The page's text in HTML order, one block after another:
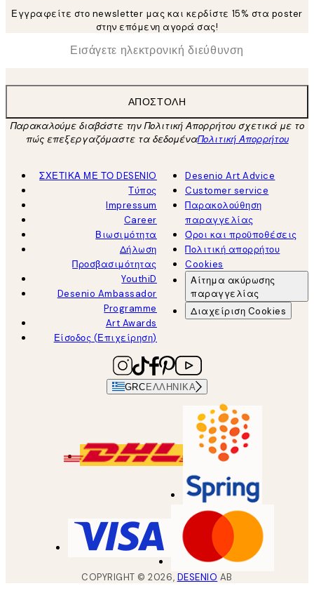
Εγγραφείτε στο newsletter μας και κερδίστε 15% στα poster
στην επόμενη αγορά σας!
Ηλεκτρονική Διεύθυνση
ΑΠΟΣΤΟΛΉ
Παρακαλούμε διαβάστε την Πολιτική Απορρήτου σχετικά με το
πώς επεξεργαζόμαστε τα δεδομέναΠολιτική Απορρήτου
ΣΧΕΤΙΚΑ ΜΕ ΤΟ DESENIO
Τύπος
Impressum
Career
Βιωσιμότητα
Δήλωση
Προσβασιμότητας
YouthiD
Desenio Ambassador
Programme
Art Awards
Είσοδος (Επιχείρηση)
Desenio Art Advice
Customer service
Παρακολούθηση
παραγγελίας
Όροι και προϋποθέσεις
Πολιτική απορρήτου
Cookies
Αίτημα ακύρωσης
παραγγελίας
Διαχείριση Cookies
GRC ΕΛΛΗΝΙΚΆ
COPYRIGHT ©2026, DESENIO AB